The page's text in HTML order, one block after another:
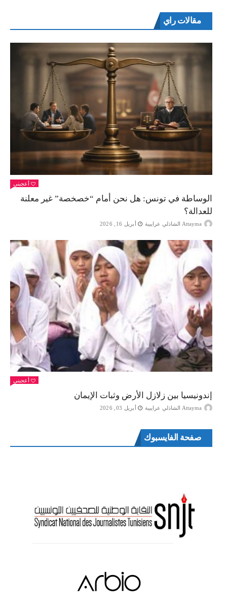
مقالات راي
أعجبني
الوساطة في تونس: هل نحن أمام “خصخصة” غير معلنة
للعدالة؟
Attayma الشاذلي عرايبية أبريل 16, 2026
أعجبني
إندونيسيا بين زلازل الأرض وثبات الإيمان
Attayma الشاذلي عرايبية أبريل 03, 2026
صفحة الفايسبوك